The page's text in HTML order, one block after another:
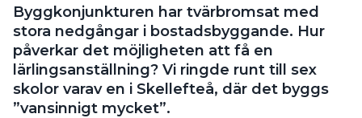
Byggkonjunkturen har tvärbromsat med
stora nedgångar i bostadsbyggande. Hur
påverkar det möjligheten att få en
lärlingsanställning? Vi ringde runt till sex
skolor varav en i Skellefteå, där det byggs
”vansinnigt mycket”.